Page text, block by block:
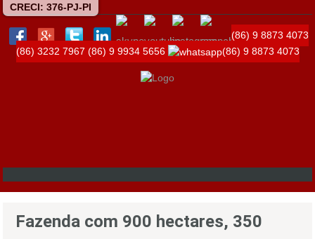
CRECI: 376-PJ-PI
(86) 9 8873 4073
(86) 3232 7967 (86) 9 9934 5656 (86) 9 8873 4073
Fazenda com 900 hectares, 350